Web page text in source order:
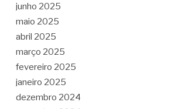
junho 2025
maio 2025
abril 2025
março 2025
fevereiro 2025
janeiro 2025
dezembro 2024